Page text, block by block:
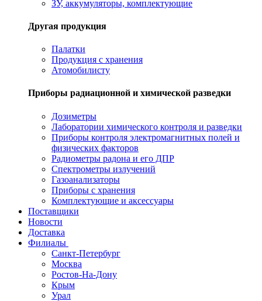
ЗУ, аккумуляторы, комплектующие
Другая продукция
Палатки
Продукция с хранения
Атомобилисту
Приборы радиационной и химической разведки
Дозиметры
Лаборатории химического контроля и разведки
Приборы контроля электромагнитных полей и
физических факторов
Радиометры радона и его ДПР
Спектрометры излучений
Газоанализаторы
Приборы с хранения
Комплектующие и аксессуары
Поставщики
Новости
Доставка
Филиалы
Санкт-Петербург
Москва
Ростов-На-Дону
Крым
Урал